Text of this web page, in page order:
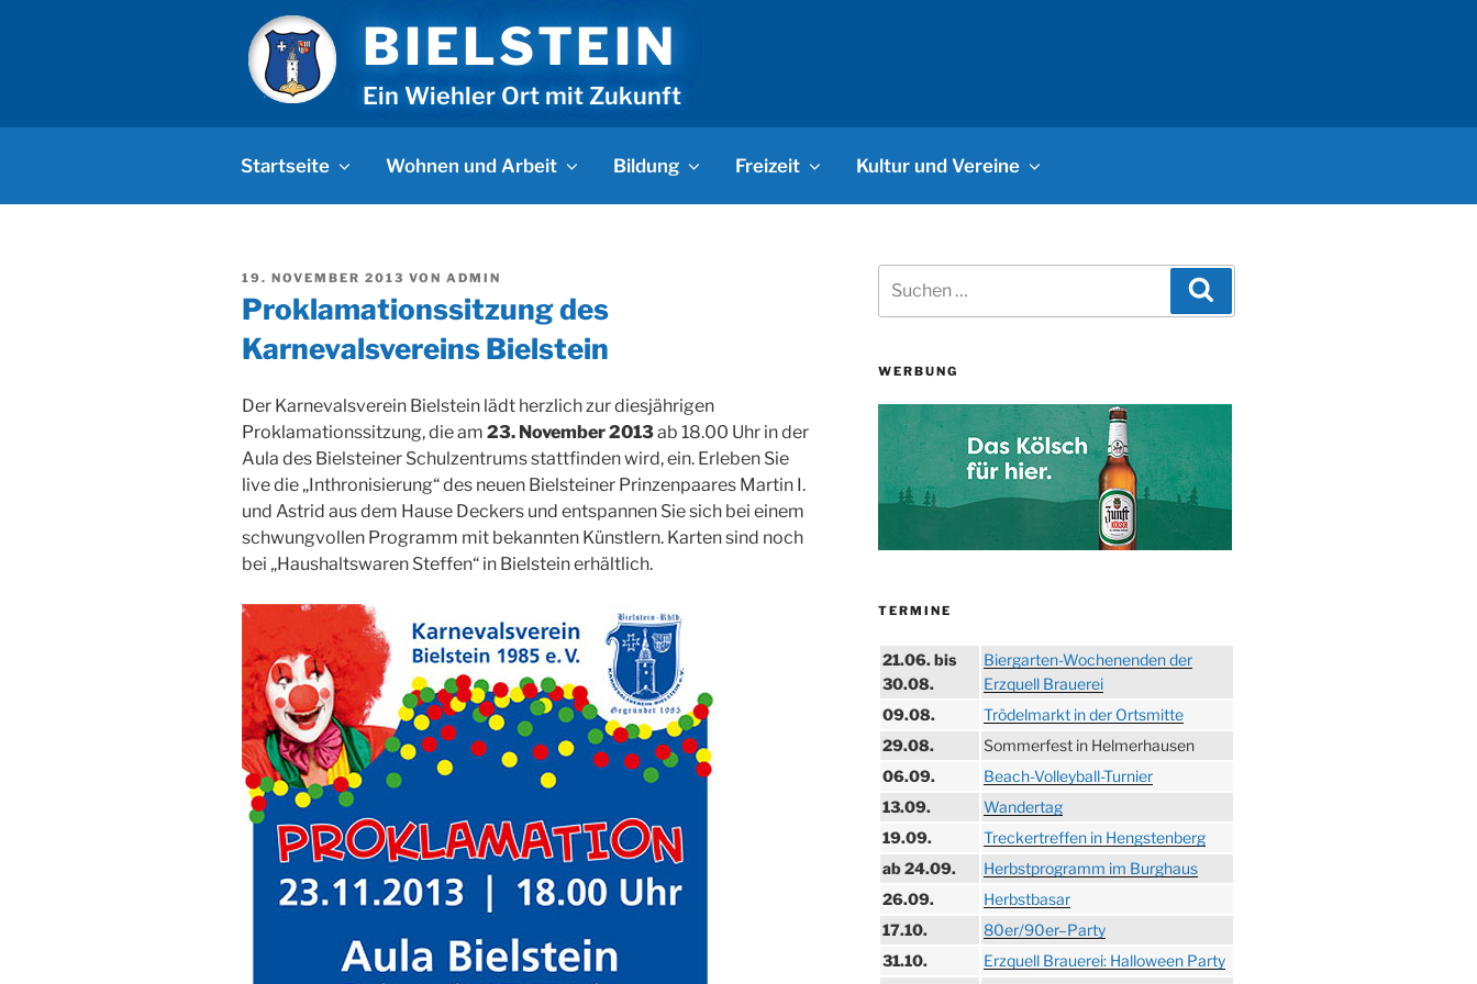
BIELSTEIN
Ein Wiehler Ort mit Zukunft
Startseite Wohnen und Arbeit Bildung Freizeit Kultur und Vereine
VERÖFFENTLICHT
19. NOVEMBER 2013 VON ADMIN
Proklamationssitzung des
Karnevalsvereins Bielstein
Der Karnevalsverein Bielstein lädt herzlich zur diesjährigen
Proklamationssitzung, die am 23. November 2013ab 18.00 Uhr in der
Aula des Bielsteiner Schulzentrums stattfinden wird, ein. Erleben Sie
live die „Inthronisierung“ des neuen Bielsteiner Prinzenpaares Martin I.
und Astrid aus dem Hause Deckers und entspannen Sie sich bei einem
schwungvollen Programm mit bekannten Künstlern. Karten sind noch
bei „Haushaltswaren Steffen“ in Bielstein erhältlich.
nach:
WERBUNG
TERMINE
21.06. bis
30.08.
Biergarten-Wochenenden der
Erzquell Brauerei
09.08.
Trödelmarkt in der Ortsmitte
29.08.
Sommerfest in Helmerhausen
06.09.
Beach-Volleyball-Turnier
13.09.
Wandertag
19.09.
Treckertreffen in Hengstenberg
ab 24.09.
Herbstprogramm im Burghaus
26.09.
Herbstbasar
17.10.
80er/90er–Party
31.10.
Erzquell Brauerei: Halloween Party